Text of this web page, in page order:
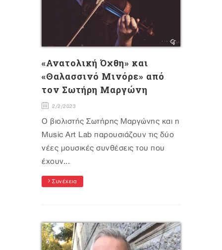
«Ανατολική Όχθη» και
«Θαλασσινό Μινόρε» από
τον Σωτήρη Μαργώνη
2/2/2023
Ο βιολιστής Σωτήρης Μαργώνης και η
Μusic Art Lab παρουσιάζουν τις δύο
νέες μουσικές συνθέσεις του που
έχουν...
Συνέχεια